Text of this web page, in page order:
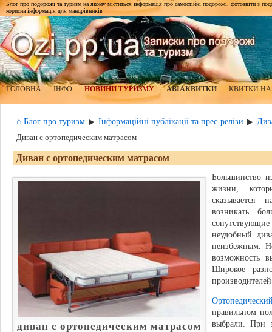
Блог про подорожі та туризм на якому міститься інформація про самостійні подорожі, фотозвіти з
корисна інформація для мандрівників
ГОЛОВНА ІНФО НОВИНИ ТУРИЗМУ АВІАКВИТКИ КВИТКИ
⌂ Блог про туризм ▶ Інформаційні публікації та прес-релізи ▶
Диван с ортопедическим матрасом
Диван с ортопедическим матрасом
диван с ортопедическим матрасом
Большинство
жизни,
сказывается
возникать
неудобный
неизбежным.
возможность
Широкое
правильном
выбрали. При